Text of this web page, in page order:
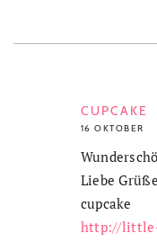
CUPCAKE
16 OKTOBER
Liebe
cupcake
http://little-